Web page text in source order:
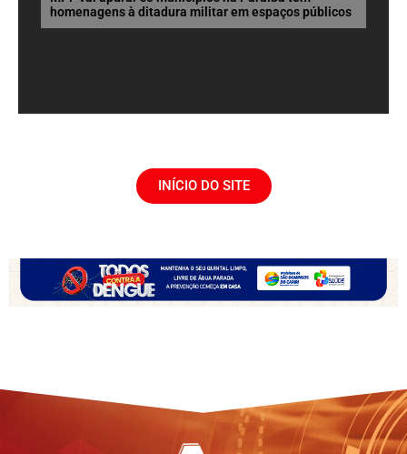
homenagens à ditadura militar em espaços públicos
INÍCIO DO SITE